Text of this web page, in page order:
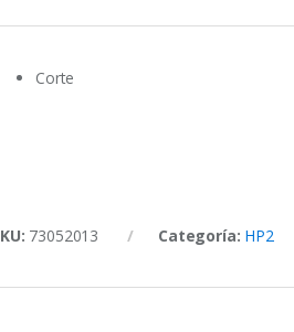
Corte
73052013 Categoría: HP2